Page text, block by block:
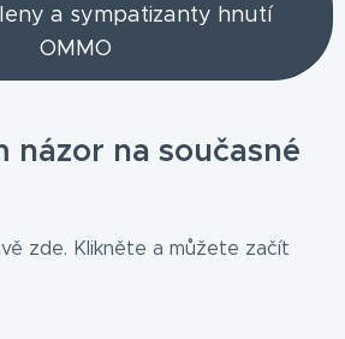
a sympatizanty hnutí
OMMO
názor na současné
zde. Klikněte a můžete začít